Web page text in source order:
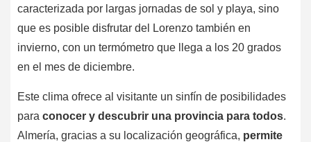
caracterizada por largas jornadas de sol y playa, sino
que es posible disfrutar del Lorenzo también en
invierno, con un termómetro que llega a los 20 grados
en el mes de diciembre.
Este clima ofrece al visitante un sinfín de posibilidades
para conocer y descubrir una provincia para todos.
Almería, gracias a su localización geográfica, permite